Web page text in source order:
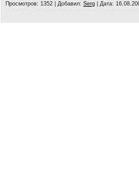
Просмотров: 1352 Добавил: Serg Дата: